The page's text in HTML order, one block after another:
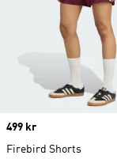
Price
499 kr
Firebird Shorts